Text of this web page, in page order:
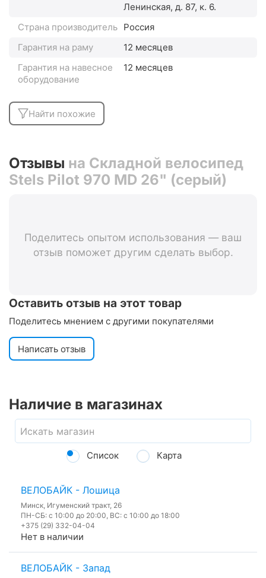
Ленинская, д. 87, к. 6.
Страна производитель Россия
Гарантия на раму
12 месяцев
Гарантия на навесное
оборудование
12 месяцев
Найти похожие
Отзывы на Складной велосипед
Stels Pilot 970 MD 26" (серый)
Поделитесь опытом использования — ваш
отзыв поможет другим сделать выбор.
Оставить отзыв на этот товар
Поделитесь мнением с другими покупателями
Написать отзыв
Наличие в магазинах
Список Карта
ВЕЛОБАЙК - Лошица
Минск, Игуменский тракт, 26
ПН-СБ: с 10:00 до 20:00, ВС: с 10:00 до 18:00
+375 (29) 332-04-04
Нет в наличии
ВЕЛОБАЙК - Запад